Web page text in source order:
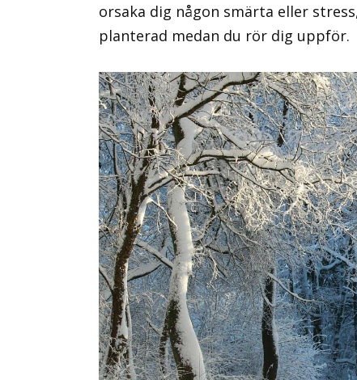
orsaka dig någon smärta eller
planterad medan du rör dig uppför.